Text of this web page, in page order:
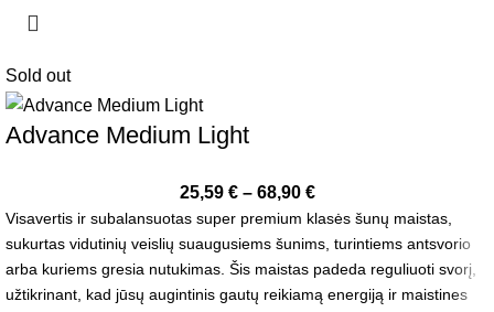
Sold out
Advance Medium Light
25,59 € – 68,90 €
Visavertis ir subalansuotas super premium klasės šunų maistas,
sukurtas vidutinių veislių suaugusiems šunims, turintiems antsvorio
arba kuriems gresia nutukimas. Šis maistas padeda reguliuoti svorį,
užtikrinant, kad jūsų augintinis gautų reikiamą energiją ir maistines